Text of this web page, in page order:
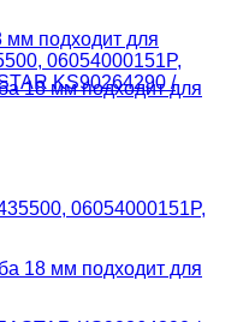
мм подходит для
06054000151P,
KS90264290 /